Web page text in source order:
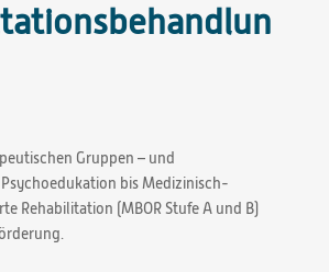
Gruppen – und
bis Medizinisch-
Rehabilitation (MBOR Stufe A und B)